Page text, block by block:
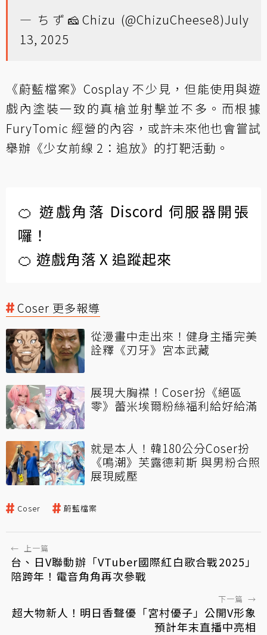
— ちず🧀Chizu (@ChizuCheese8)July
13, 2025
《蔚藍檔案》Cosplay 不少見，但能使用與遊
戲內塗裝一致的真槍並射擊並不多。而根據
FuryTomic 經營的內容，或許未來他也會嘗試
舉辦《少女前線 2：追放》的打靶活動。
🍊 遊戲角落 Discord 伺服器開張
囉！
🍊 遊戲角落 X 追蹤起來
Coser 更多報導
從漫畫中走出來！健身主播完美
詮釋《刃牙》宮本武藏
展現大胸襟！Coser扮《絕區
零》蕾米埃爾粉絲福利給好給滿
就是本人！韓180公分Coser扮
《鳴潮》芙露德莉斯 與男粉合照
展現威壓
Coser 蔚藍檔案
← 上一篇
台、日V聯動辦「VTuber國際紅白歌合戰2025」
陪跨年！電音角角再次參戰
下一篇 →
超大物新人！明日香聲優「宮村優子」公開V形象
預計年末直播中亮相